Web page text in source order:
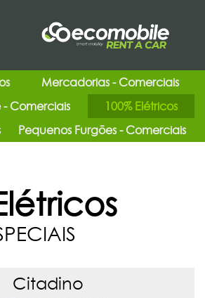
Mercadorias - Comerciais
- Comerciais
100% Elétricos
Pequenos Furgões - Comerciais
Citadino